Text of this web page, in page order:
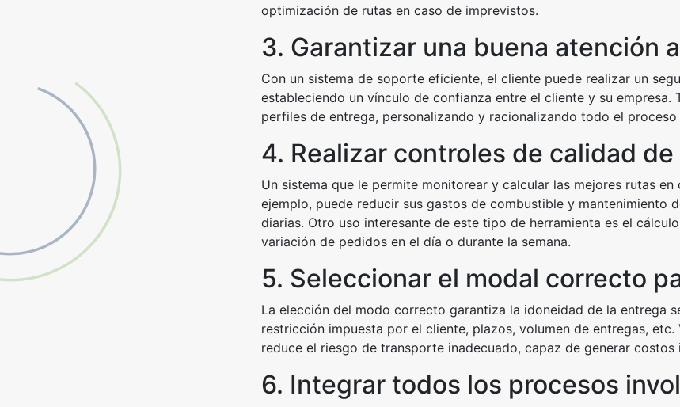
optimización de rutas en caso de imprevistos.
3. Garantizar una buena atención
Con un sistema de soporte eficiente, el cliente puede realizar un
estableciendo un vínculo de confianza entre el cliente y su
perfiles de entrega, personalizando y racionalizando todo el
4. Realizar controles de calidad
Un sistema que le permite monitorear y calcular las mejores rutas
ejemplo, puede reducir sus gastos de combustible y mantenimiento
diarias. Otro uso interesante de este tipo de herramienta es el
variación de pedidos en el día o durante la semana.
5. Seleccionar el modal correcto
La elección del modo correcto garantiza la idoneidad de la entrega
restricción impuesta por el cliente, plazos, volumen de entregas,
reduce el riesgo de transporte inadecuado, capaz de generar costos
6. Integrar todos los procesos